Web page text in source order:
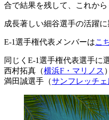
合で結果を残して、これか
成長著しい細谷選手の活躍に
E-1選手権代表メンバーはこ
同じくE-1選手権代表選手に
西村拓真（横浜F・マリノス
満田誠選手（サンフレッチェ